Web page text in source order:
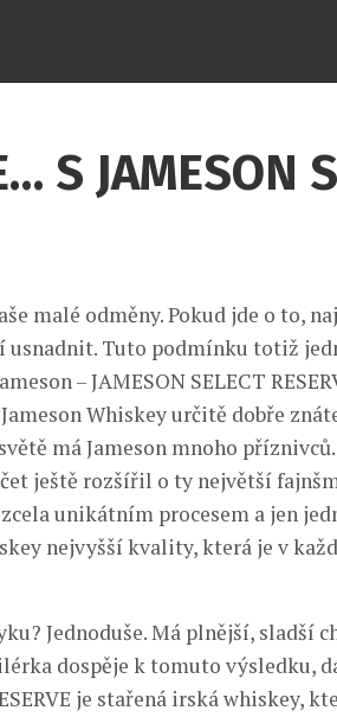
S JAMESON
malé odměny. Pokud jde o to,
Tuto podmínku totiž
– JAMESON SELECT
Whiskey určitě dobře
má Jameson mnoho příznivců.
ještě rozšířil o ty největší
unikátním procesem a jen
nejvyšší kvality, která je v
Jednoduše. Má plnější, sladší
dospěje k tomuto výsledku,
je stařená irská whiskey,